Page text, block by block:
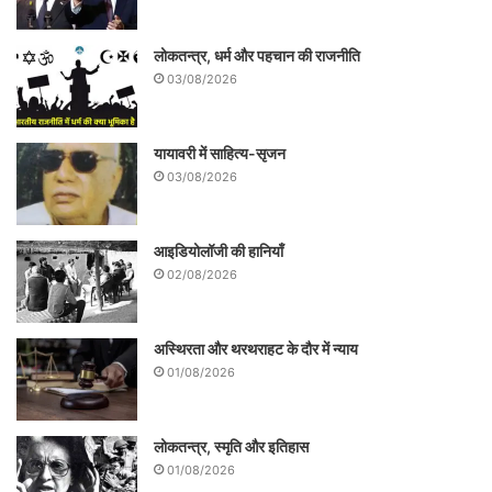
पिछड़ों और अन्‍य अल्‍पसंख्‍यकों की आँखे खोलने वाला
है – ‘यह मत समझना कि संथालों की जमीन छुड़ाकर
ही जमींदार संतोष कर लेगा। अब गाँव के किसानों की
बारी आएगी।’
लोकतन्त्र, धर्म और पहचान की राजनीति
03/08/2026
यायावरी में साहित्य-सृजन
03/08/2026
आइडियोलॉजी की हानियाँ
02/08/2026
अस्थिरता और थरथराहट के दौर में न्याय
01/08/2026
लोकतन्त्र, स्मृति और इतिहास
01/08/2026